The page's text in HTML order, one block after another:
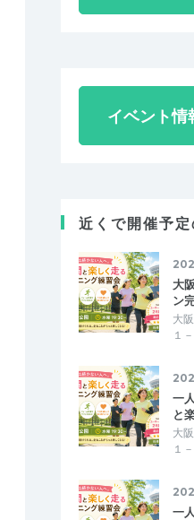
イベント情
近くで開催予定
大
ン
大
１
一
と
大
１
一